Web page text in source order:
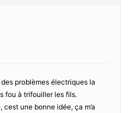
des problèmes électriques la
fou à trifouiller les fils.
une bonne idée, ça m’a